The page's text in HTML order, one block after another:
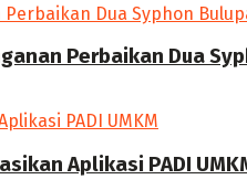
Perbaikan Dua
Aplikasi PADI